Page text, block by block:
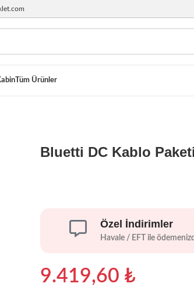
Tüm Ürünler
Bluetti DC Kablo Paketi
Özel İndirimler
Havale / EFT ile
9.419,60 ₺